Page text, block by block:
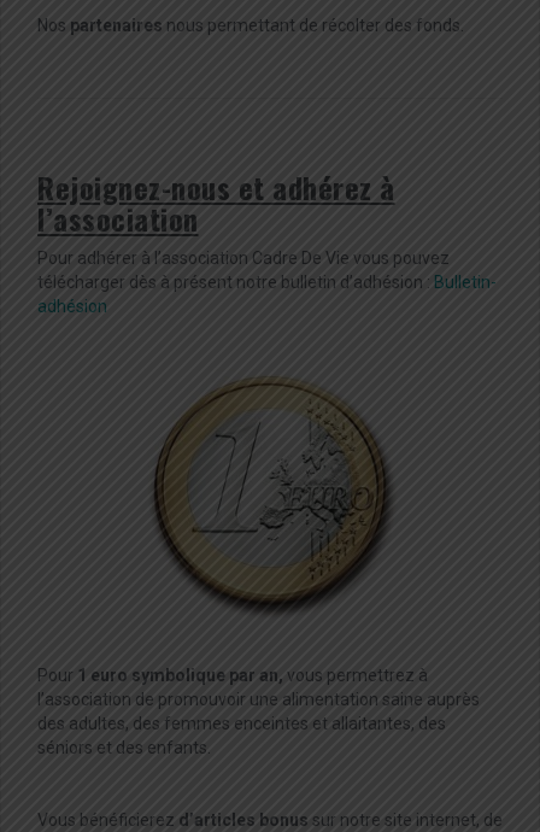
Nos partenaires nous permettant de récolter des fonds.
Rejoignez-nous et adhérez à
l’association
Pour adhérer à l’association Cadre De Vie vous pouvez
télécharger dès à présent notre bulletin d’adhésion : Bulletin-
adhésion
Pour 1 euro symbolique par an, vous permettrez à
l’association de promouvoir une alimentation saine auprès
des adultes, des femmes enceintes et allaitantes, des
séniors et des enfants.
Vous bénéficierez d’articles bonus sur notre site internet, de